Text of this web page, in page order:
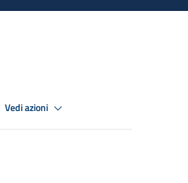
Vedi azioni